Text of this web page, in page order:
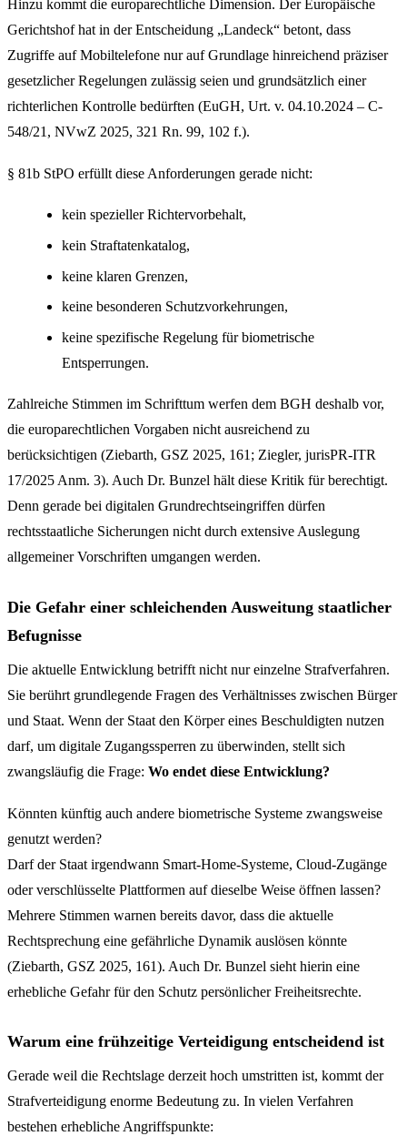
Hinzu kommt die europarechtliche Dimension. Der Europäische
Gerichtshof hat in der Entscheidung „Landeck“ betont, dass
Zugriffe auf Mobiltelefone nur auf Grundlage hinreichend präziser
gesetzlicher Regelungen zulässig seien und grundsätzlich einer
richterlichen Kontrolle bedürften (EuGH, Urt. v. 04.10.2024 – C-
548/21, NVwZ 2025, 321 Rn. 99, 102 f.).
§ 81b StPO erfüllt diese Anforderungen gerade nicht:
kein spezieller Richtervorbehalt,
kein Straftatenkatalog,
keine klaren Grenzen,
keine besonderen Schutzvorkehrungen,
keine spezifische Regelung für biometrische
Entsperrungen.
Zahlreiche Stimmen im Schrifttum werfen dem BGH deshalb vor,
die europarechtlichen Vorgaben nicht ausreichend zu
berücksichtigen (Ziebarth, GSZ 2025, 161; Ziegler, jurisPR-ITR
17/2025 Anm. 3). Auch Dr. Bunzel hält diese Kritik für berechtigt.
Denn gerade bei digitalen Grundrechtseingriffen dürfen
rechtsstaatliche Sicherungen nicht durch extensive Auslegung
allgemeiner Vorschriften umgangen werden.
Die Gefahr einer schleichenden Ausweitung staatlicher
Befugnisse
Die aktuelle Entwicklung betrifft nicht nur einzelne Strafverfahren.
Sie berührt grundlegende Fragen des Verhältnisses zwischen Bürger
und Staat. Wenn der Staat den Körper eines Beschuldigten nutzen
darf, um digitale Zugangssperren zu überwinden, stellt sich
zwangsläufig die Frage: Wo endet diese Entwicklung?
Könnten künftig auch andere biometrische Systeme zwangsweise
genutzt werden?
Darf der Staat irgendwann Smart-Home-Systeme, Cloud-Zugänge
oder verschlüsselte Plattformen auf dieselbe Weise öffnen lassen?
Mehrere Stimmen warnen bereits davor, dass die aktuelle
Rechtsprechung eine gefährliche Dynamik auslösen könnte
(Ziebarth, GSZ 2025, 161). Auch Dr. Bunzel sieht hierin eine
erhebliche Gefahr für den Schutz persönlicher Freiheitsrechte.
Warum eine frühzeitige Verteidigung entscheidend ist
Gerade weil die Rechtslage derzeit hoch umstritten ist, kommt der
Strafverteidigung enorme Bedeutung zu. In vielen Verfahren
bestehen erhebliche Angriffspunkte: